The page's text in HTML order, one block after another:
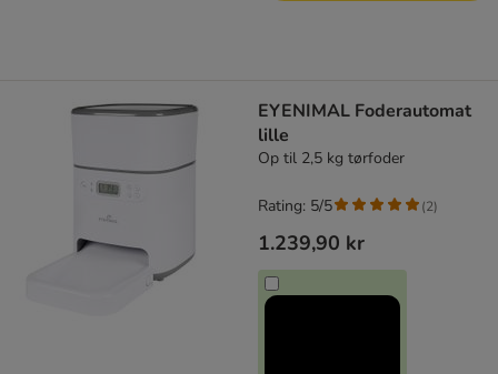
EYENIMAL Foderautomat
lille
Op til 2,5 kg tørfoder
1.239,90 kr
Rating: 5/5 (2)